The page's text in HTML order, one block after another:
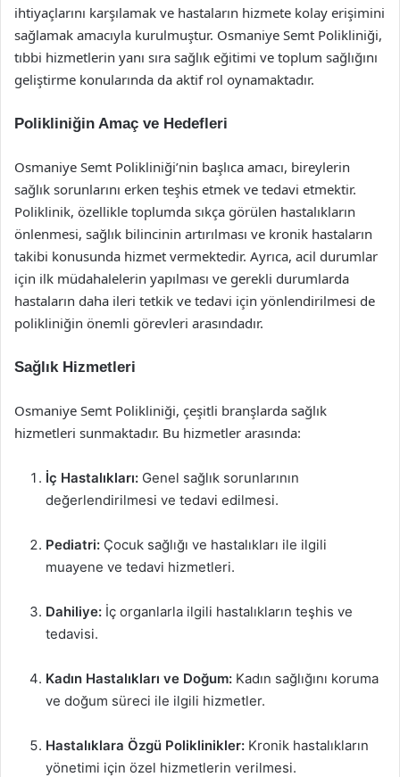
ihtiyaçlarını karşılamak ve hastaların hizmete kolay erişimini
sağlamak amacıyla kurulmuştur. Osmaniye Semt Polikliniği,
tıbbi hizmetlerin yanı sıra sağlık eğitimi ve toplum sağlığını
geliştirme konularında da aktif rol oynamaktadır.
Polikliniğin Amaç ve Hedefleri
Osmaniye Semt Polikliniği’nin başlıca amacı, bireylerin
sağlık sorunlarını erken teşhis etmek ve tedavi etmektir.
Poliklinik, özellikle toplumda sıkça görülen hastalıkların
önlenmesi, sağlık bilincinin artırılması ve kronik hastaların
takibi konusunda hizmet vermektedir. Ayrıca, acil durumlar
için ilk müdahalelerin yapılması ve gerekli durumlarda
hastaların daha ileri tetkik ve tedavi için yönlendirilmesi de
polikliniğin önemli görevleri arasındadır.
Sağlık Hizmetleri
Osmaniye Semt Polikliniği, çeşitli branşlarda sağlık
hizmetleri sunmaktadır. Bu hizmetler arasında:
İç Hastalıkları: Genel sağlık sorunlarının
değerlendirilmesi ve tedavi edilmesi.
Pediatri: Çocuk sağlığı ve hastalıkları ile ilgili
muayene ve tedavi hizmetleri.
Dahiliye: İç organlarla ilgili hastalıkların teşhis ve
tedavisi.
Kadın Hastalıkları ve Doğum: Kadın sağlığını koruma
ve doğum süreci ile ilgili hizmetler.
Hastalıklara Özgü Poliklinikler: Kronik hastalıkların
yönetimi için özel hizmetlerin verilmesi.